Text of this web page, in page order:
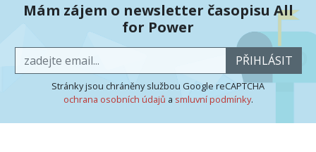
Mám zájem o newsletter časopisu All
for Power
PŘIHLÁSIT
Stránky jsou chráněny službou Google reCAPTCHA
ochrana osobních údajů a smluvní podmínky.